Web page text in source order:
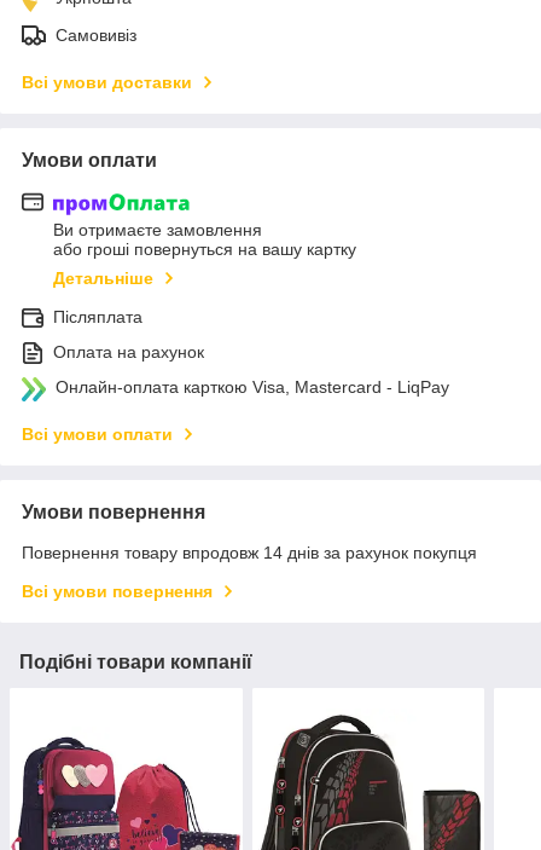
Самовивіз
Всі умови доставки
Умови оплати
Ви отримаєте замовлення
або гроші повернуться на вашу картку
Детальніше
Післяплата
Оплата на рахунок
Онлайн-оплата карткою Visa, Mastercard - LiqPay
Всі умови оплати
Умови повернення
Повернення товару впродовж 14 днів за рахунок покупця
Всі умови повернення
Подібні товари компанії